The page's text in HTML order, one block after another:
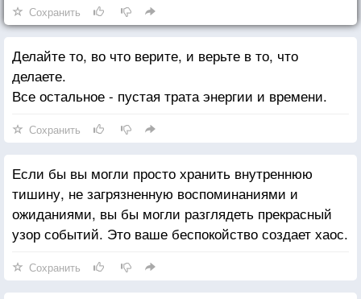
Сохранить
Делайте то, во что верите, и верьте в то, что
делаете.
Все остальное - пустая трата энергии и времени.
Сохранить
Если бы вы могли просто хранить внутреннюю
тишину, не загрязненную воспоминаниями и
ожиданиями, вы бы могли разглядеть прекрасный
узор событий. Это ваше беспокойство создает хаос.
Сохранить